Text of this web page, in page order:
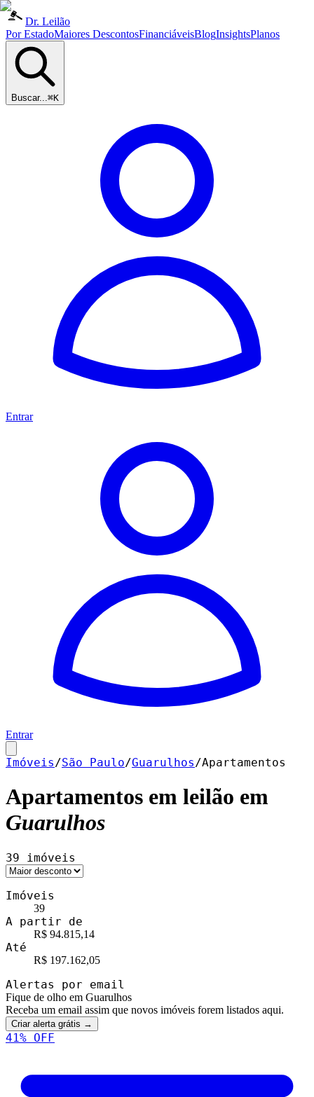
Dr. Leilão
Por EstadoMaiores DescontosFinanciáveisBlogInsightsPlanos
Buscar...⌘K
Entrar
Entrar
Imóveis/São Paulo/Guarulhos/Apartamentos
Apartamentos em leilão em
Guarulhos
39 imóveis
Imóveis
39
A partir de
R$ 94.815,14
Até
R$ 197.162,05
Alertas por email
Fique de olho em Guarulhos
Receba um email assim que novos imóveis forem listados aqui.
Criar alerta grátis →
41% OFF